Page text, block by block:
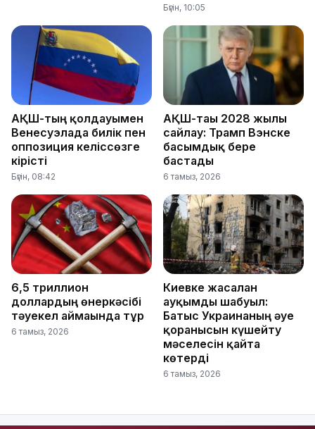
Бүгін, 10:05
АҚШ-тың қолдауымен
Венесуэлада билік пен
оппозиция келіссөзге
кірісті
Бүгін, 08:42
АҚШ-тағы 2028 жылғы
сайлау: Трамп Вэнске
басымдық бере
бастады
6 тамыз, 2026
6,5 триллион
доллардың өнеркәсібі
тәуекел аймағында тұр
6 тамыз, 2026
Киевке жасалған
ауқымды шабуыл:
Батыс Украинаның әуе
қорғанысын күшейту
мәселесін қайта
көтерді
6 тамыз, 2026